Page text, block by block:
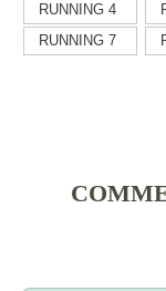
RUNNING 4
RUNNING 7